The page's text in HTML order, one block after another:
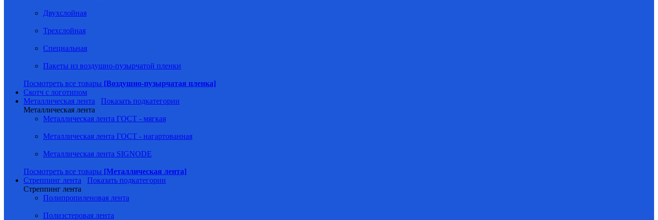
Двухслойная
Трехслойная
Специальная
Пакеты из воздушно-пузырчатой пленки
Посмотреть все товары [Воздушно-пузырчатая пленка]
Скотч с логотипом
Металлическая лента
Показать подкатегории
Металлическая лента
Металлическая лента ГОСТ - мягкая
Металлическая лента ГОСТ - нагартованная
Металлическая лента SIGNODE
Посмотреть все товары [Металлическая лента]
Стреппинг лента
Показать подкатегории
Стреппинг лента
Полипропиленовая лента
Полиэстеровая лента